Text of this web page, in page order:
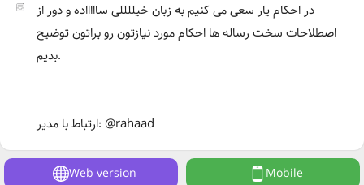
در احکام‌ یار سعی می کنیم به زبان خیللللی ساااااده و دور از
اصطلاحات سخت رساله ها احکام مورد نیازتون رو براتون توضیح
بدیم.
ارتباط با مدیر: @rahaad
Web version Mobile